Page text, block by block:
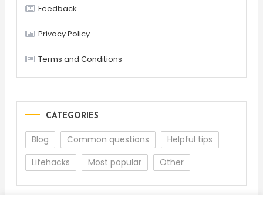
Feedback
Privacy Policy
Terms and Conditions
CATEGORIES
Blog Common questions
Helpful tips
Lifehacks
Most popular Other